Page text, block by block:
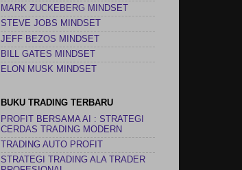
MARK ZUCKEBERG MINDSET
STEVE JOBS MINDSET
JEFF BEZOS MINDSET
BILL GATES MINDSET
ELON MUSK MINDSET
BUKU TRADING TERBARU
PROFIT BERSAMA AI : STRATEGI
CERDAS TRADING MODERN
TRADING AUTO PROFIT
STRATEGI TRADING ALA TRADER